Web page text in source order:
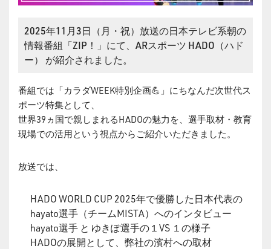
2025年11月3日（月・祝）放送の日本テレビ系朝の
情報番組「ZIP！」にて、ARスポーツ HADO（ハド
ー） が紹介されました。
番組では「カラダWEEK特別企画💪」にちなんだ次世代ス
ポーツ特集として、
世界39ヵ国で親しまれるHADOの魅力を、選手取材・教育
現場での活用という視点からご紹介いただきました。
放送では、
HADO WORLD CUP 2025年で優勝した日本代表の
hayato選手（チームMISTA）へのインタビュー
hayato選手 と ゆきぽ選手の１VS １の様子
HADOの展開として、弊社の濱村への取材